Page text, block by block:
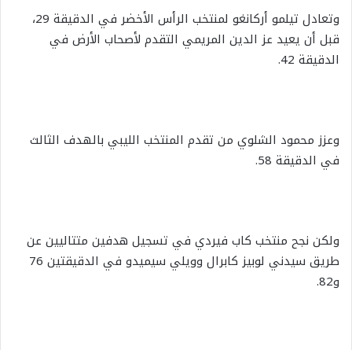
وتعادل تيلمو أركانغو لمنتخب الرأس الأخضر في الدقيقة 29،
قبل أن يعيد عز الدين المريمي التقدم لأصحاب الأرض في
الدقيقة 42.
وعزز محمود الشلوي من تقدم المنتخب الليبي بالهدف الثالث
في الدقيقة 58.
ولكن نجح منتخب كاب فيردي في تسجيل هدفين متتاليين عن
طريق سيدني لوبيز كابرال وويلي سيميدو في الدقيقتين 76
و82.